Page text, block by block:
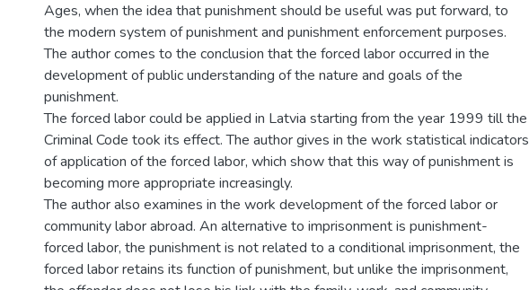
Ages, when the idea that punishment should be useful was put forward, to
the modern system of punishment and punishment enforcement purposes.
The author comes to the conclusion that the forced labor occurred in the
development of public understanding of the nature and goals of the
punishment.
The forced labor could be applied in Latvia starting from the year 1999 till the
Criminal Code took its effect. The author gives in the work statistical indicators
of application of the forced labor, which show that this way of punishment is
becoming more appropriate increasingly.
The author also examines in the work development of the forced labor or
community labor abroad. An alternative to imprisonment is punishment-
forced labor, the punishment is not related to a conditional imprisonment, the
forced labor retains its function of punishment, but unlike the imprisonment,